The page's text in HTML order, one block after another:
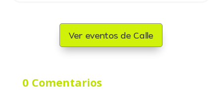
Ver eventos de Calle
0 Comentarios